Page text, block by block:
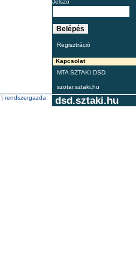
Jelszó
Regisztráció
Kapcsolat
MTA SZTAKI DSD
szotar.sztaki.hu
dsd.sztaki.hu
| rendszergazda